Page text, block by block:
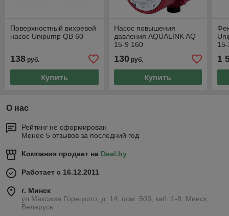
Поверхностный вихревой
насос Unipump QB 60
138 руб.
Купить
Насос повышения
давления AQUALINK AQ
15-9 160
130руб.
Купить
1
О нас
Рейтинг не сформирован
Менее 5 отзывов за последний год
Компания продает на Deal.by
Работает с 16.12.2011
г. Минск
ул.Максима Горецкого, д. 14, пом. 503, каб. 1-8, Минск,
Беларусь